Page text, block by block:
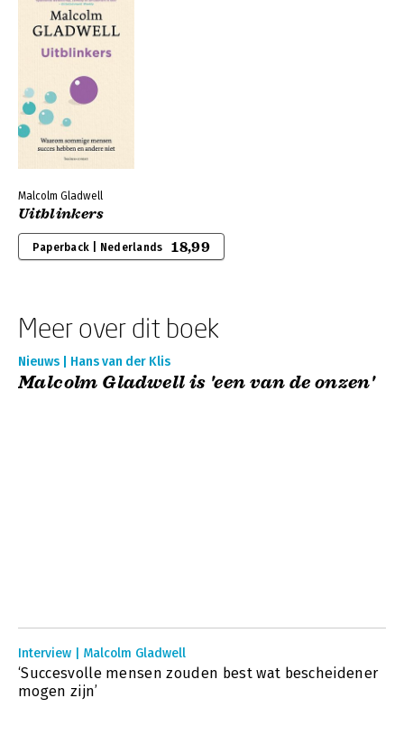
Malcolm Gladwell
Uitblinkers
Paperback | Nederlands 18,99
Meer over dit boek
Nieuws | Hans van der Klis
Malcolm Gladwell is 'een van de onzen'
Interview | Malcolm Gladwell
‘Succesvolle mensen zouden best wat bescheidener
mogen zijn’